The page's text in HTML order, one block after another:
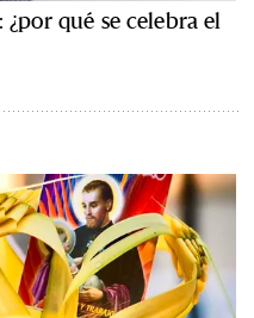
qué se celebra el